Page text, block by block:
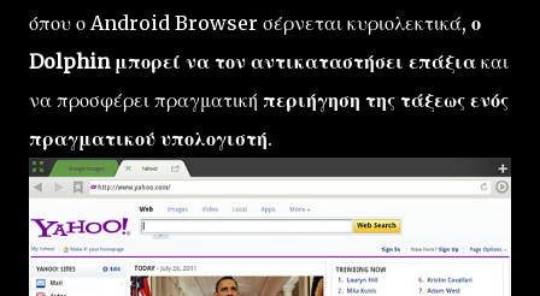
όπου ο Android Browser σέρνεται κυριολεκτικά, ο
Dolphin μπορεί να τον αντικαταστήσει επάξια και
να προσφέρει πραγματική περιήγηση της τάξεως ενός
πραγματικού υπολογιστή.